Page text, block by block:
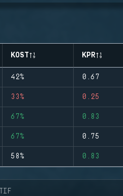
KOST KPR
42% 0.67
33% 0.25
67% 0.83
67% 0.75
58% 0.83